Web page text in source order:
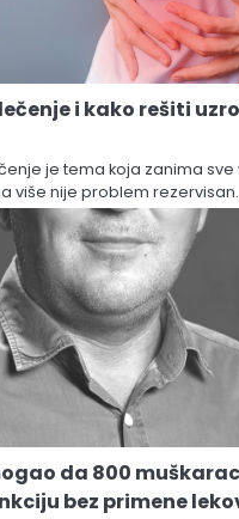
i kako rešiti
je tema koja zanima sve
više nije problem
da 800
bez primene